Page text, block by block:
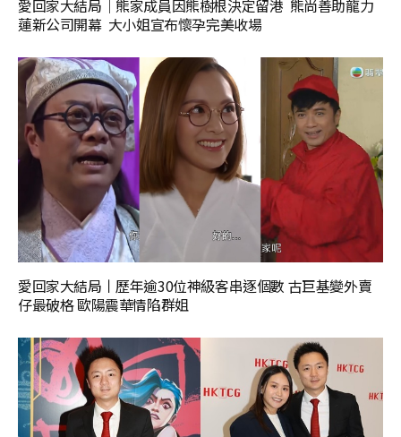
愛回家大結局｜熊家成員因熊樹根決定留港 熊尚善助龍力
蓮新公司開幕 大小姐宣布懷孕完美收場
愛回家大結局丨歷年逾30位神級客串逐個數 古巨基變外賣
仔最破格 歐陽震華情陷群姐